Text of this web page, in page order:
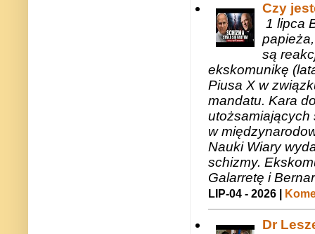
Czy
1 lipca
są
ekskomunikę
Piusa X w
mandatu. Kara
utożsamiających
w
Nauki Wiary
schizmy.
Galarretę i
LIP-04 - 2026 |
Dr